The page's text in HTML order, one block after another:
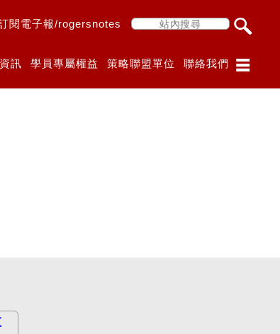
聯絡我們
策略聯盟單位
學員專屬權益
訊
閱電子報/rogersnotes